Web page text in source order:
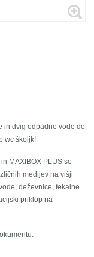
in dvig odpadne vode do
wc školjk!
MAXIBOX PLUS so
medijev na višji
deževnice, fekalne
priklop na